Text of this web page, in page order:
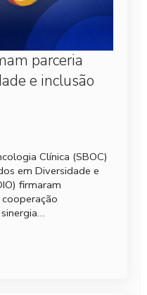
parceria
e inclusão
Clínica (SBOC)
em Diversidade e
firmaram